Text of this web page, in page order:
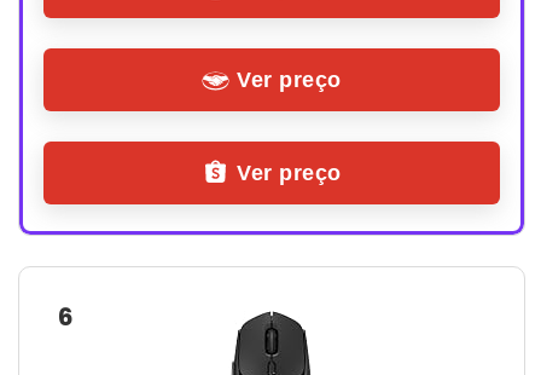
Ver preço
Ver preço
6